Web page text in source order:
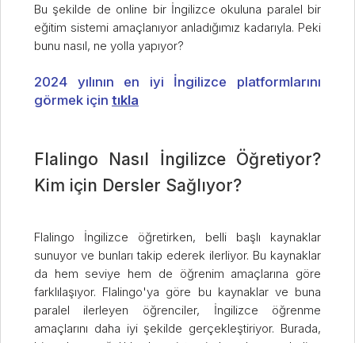
Bu şekilde de online bir İngilizce okuluna paralel bir
eğitim sistemi amaçlanıyor anladığımız kadarıyla. Peki
bunu nasıl, ne yolla yapıyor?
2024 yılının en iyi İngilizce platformlarını
görmek için tıkla
Flalingo Nasıl İngilizce Öğretiyor?
Kim için Dersler Sağlıyor?
Flalingo İngilizce öğretirken, belli başlı kaynaklar
sunuyor ve bunları takip ederek ilerliyor. Bu kaynaklar
da hem seviye hem de öğrenim amaçlarına göre
farklılaşıyor. Flalingo'ya göre bu kaynaklar ve buna
paralel ilerleyen öğrenciler, İngilizce öğrenme
amaçlarını daha iyi şekilde gerçekleştiriyor. Burada,